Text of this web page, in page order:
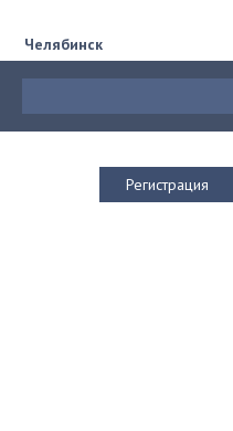
Челябинск
Регистрация